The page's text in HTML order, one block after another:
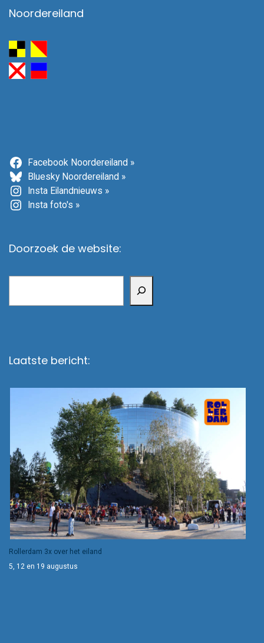
Noordereiland
Facebook Noordereiland »
Bluesky Noordereiland »
Insta Eilandnieuws »
Insta foto's »
Doorzoek de website:
Laatste bericht:
Rollerdam 3x over het eiland
5, 12 en 19 augustus